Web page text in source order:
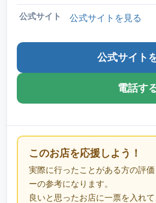
公式サイト 公式サイトを見る
公式サイト
電話す
このお店を応援しよう！
実際に行ったことがある方の評
ーの参考になります。
良いと思ったお店に一票を入れ